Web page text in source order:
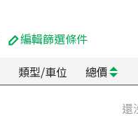
編輯篩選條件
類型/車位 總價
還